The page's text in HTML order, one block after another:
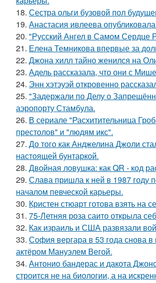
18. Сестра ольги бузовой пол
19. Анастасия ивлеева
20. "Русский Ангел в Самом Сердце
21. Елена Темникова впервые за
22. Джона хилл тайно женился на
23. Адель рассказала, что они с
24. Энн хэтэуэй откровенно
25. "Задержали по Делу о
аэропорту Стамбула.
26. В сериале "Расхитительница
престолов" и "людям икс".
27. До того как Анджелина Джоли
настоящей бунтаркой.
28. Двойная ловушка: как QR - код
29. Слава пришла к ней в 1987 году
началом певческой карьеры.
30. Кристен стюарт готова взять на
31. 75-Летняя роза саито открыла
32. Как израиль и США развязали
33. София вергара в 53 года снова в
актёром Мануэлем Вегой.
34. Антонио бандерас и дакота
строится не на биологии, а на